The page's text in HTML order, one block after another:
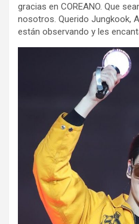
gracias en COREANO. Que
nosotros. Querido Jungkook,
están observando y les